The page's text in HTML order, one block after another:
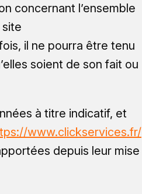
concernant l’ensemble
site
il ne pourra être tenu
soient de son fait ou
à titre indicatif, et
www.clickservices.fr/
depuis leur mise